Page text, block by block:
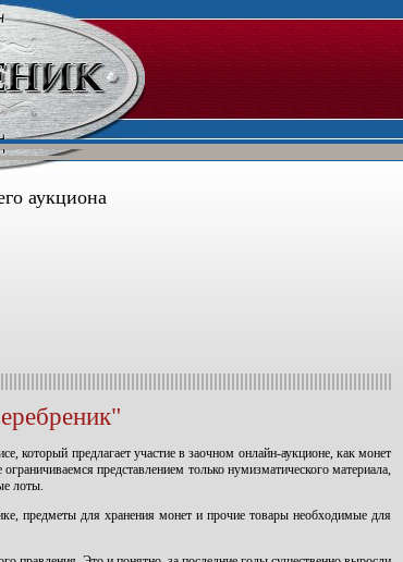
аукциона
который предлагает участие в заочном онлайн-аукционе, как монет
представлением только нумизматического материала,
лоты.
предметы для хранения монет и прочие товары необходимые для